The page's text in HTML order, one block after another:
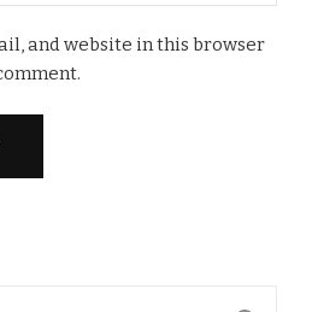
and website in this browser